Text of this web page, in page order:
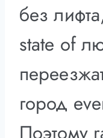
без
state of
город